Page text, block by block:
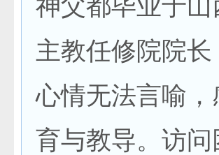
神父都毕业于
主教任修院院
心情无法言喻
育与教导。访